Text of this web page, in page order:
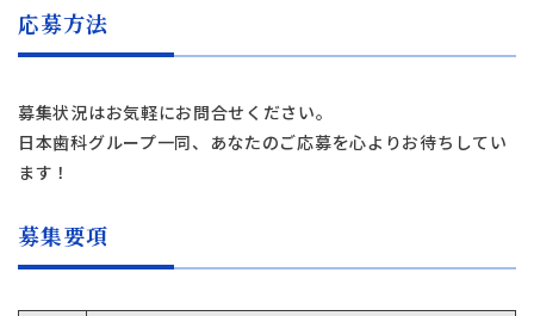
タップで電話できます
日本歯科札幌
日本歯科豊平
011-833-5500
日本歯科豊平
応募方法
募集状況はお気軽にお問合せください。
日本歯科グループ一同、あなたのご応募を心よりお待ちしてい
ます！
募集要項